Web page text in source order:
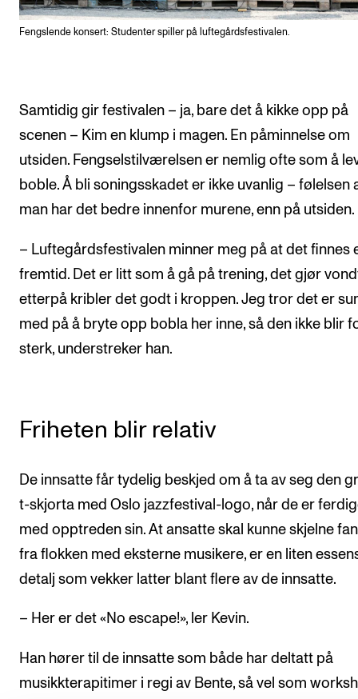
Fengslende konsert: Studenter spiller på luftegårdsfestivalen.
Samtidig gir festivalen – ja, bare det å kikke opp på
scenen – Kim en klump i magen. En påminnelse om
utsiden. Fengselstilværelsen er nemlig ofte som å
boble. Å bli soningsskadet er ikke uvanlig – følelsen
man har det bedre innenfor murene, enn på utsiden.
– Luftegårdsfestivalen minner meg på at det finnes
fremtid. Det er litt som å gå på trening, det gjør
etterpå kribler det godt i kroppen. Jeg tror det er
med på å bryte opp bobla her inne, så den ikke blir
sterk, understreker han.
Friheten blir relativ
De innsatte får tydelig beskjed om å ta av seg den
t-skjorta med Oslo jazzfestival-logo, når de er
med opptreden sin. At ansatte skal kunne skjelne
fra flokken med eksterne musikere, er en liten
detalj som vekker latter blant flere av de innsatte.
– Her er det «No escape!», ler Kevin.
Han hører til de innsatte som både har deltatt på
musikkterapitimer i regi av Bente, så vel som